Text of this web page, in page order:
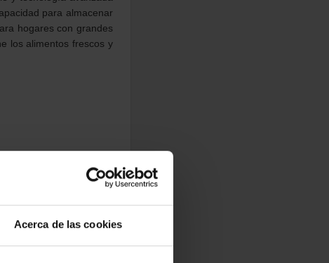
Acerca de las cookies
para almacenar
hogares con grandes
los alimentos frescos y